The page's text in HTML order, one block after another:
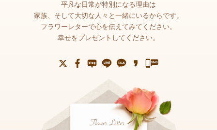
平凡な日常が特別になる理由は
家族、そして大切な人々と一緒にいるからです。
フラワーレターで心を伝えてみてください。
幸せをプレゼントしてください。